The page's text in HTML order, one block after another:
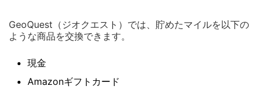
GeoQuest（ジオクエスト）では、貯めたマイルを以下の
ような商品を交換できます。
現金
Amazonギフトカード